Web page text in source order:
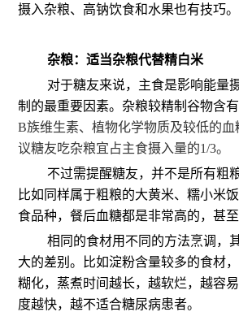
摄入杂粮、高钠饮食和水果也有技巧。
杂粮：适当杂粮代替精白米
对于糖友来说，主食是影响能量
制的最重要因素。杂粮较精制谷物含
B族维生素、植物化学物质及较低的
议糖友吃杂粮宜占主食摄入量的1/3。
不过需提醒糖友，并不是所有粗
比如同样属于粗粮的大黄米、糯小米
食品种，餐后血糖都是非常高的，甚
相同的食材用不同的方法烹调，
大的差别。比如淀粉含量较多的食材
糊化，蒸煮时间越长，越软烂，越容
度越快，越不适合糖尿病患者。